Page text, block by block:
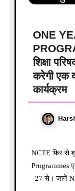
ONE
शिक्षा
करेगी एक
कार्यक्रम
NCTE फिर से शुरू कर रहा है One Year B.Ed and M.Ed
Programmes
27 से। जानें